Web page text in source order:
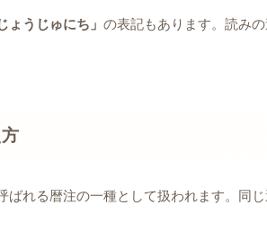
ょうじゅにち」 の表記もあります。読み
ばれる暦注の一種として扱われます。同